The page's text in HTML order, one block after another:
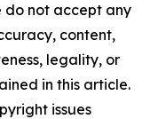
do not accept any
content,
legality, or
in this article.
issues